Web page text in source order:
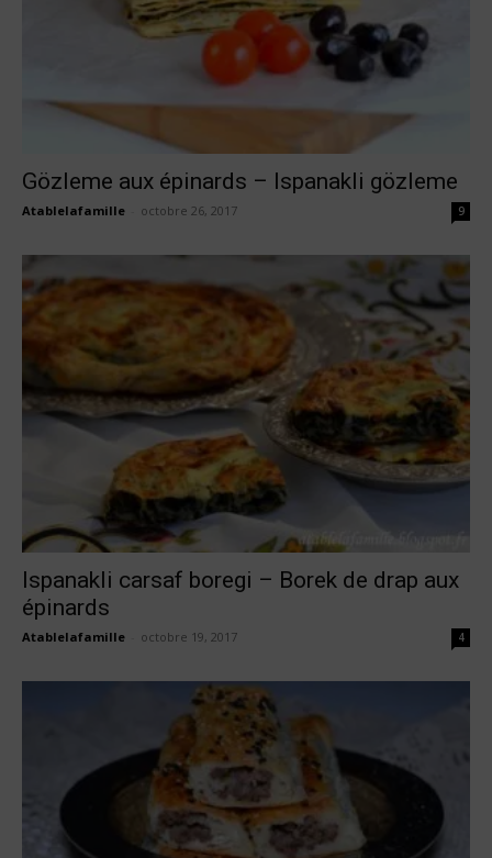
Gözleme aux épinards – Ispanakli gözleme
Atablelafamille octobre 26, 2017 9
Ispanakli carsaf boregi – Borek de drap aux
épinards
Atablelafamille octobre 19, 2017 4